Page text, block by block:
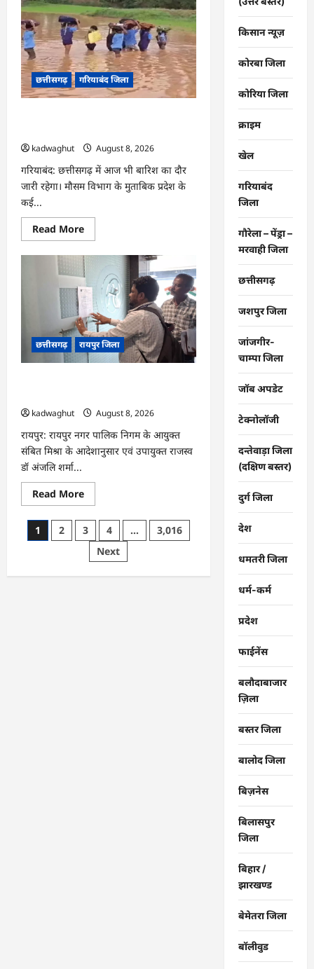
CG
Job
Alert
2026,
बिजली
कंपनी
में
बंपर
भर्ती
…
छत्तीसगढ़ गरियाबंद जिला
kadwaghut
August 8, 2026
गरियाबंद: छत्तीसगढ़ में आज भी बारिश का दौर
जारी रहेगा। मौसम विभाग के मुताबिक प्रदेश के
कई...
Read MoreRead
more
CG
:
किताबों
से
भरा
बस्ता
और
स्कूल
पहुंचने
के
लिए
मुश्किल
छत्तीसगढ़ रायपुर जिला
kadwaghut
August 8, 2026
रायपुर: रायपुर नगर पालिक निगम के आयुक्त
संबित मिश्रा के आदेशानुसार एवं उपायुक्त राजस्व
डॉ अंजलि शर्मा...
Read MoreRead
more
CG
:
मोती
महल
में
Posts
1 2 3 4 …
3,016
Next
किसान न्यूज़
कोरबा जिला
कोरिया जिला
क्राइम
खेल
गरियाबंद
जिला
गौरेला – पेंड्रा –
मरवाही जिला
छत्तीसगढ़
जशपुर जिला
जांजगीर-
चाम्पा जिला
जॉब अपडेट
टेक्नोलॉजी
दन्तेवाड़ा जिला
(दक्षिण बस्तर)
दुर्ग जिला
देश
धमतरी जिला
धर्म-कर्म
प्रदेश
फाईनेंस
बलौदाबाजार
ज़िला
बस्तर जिला
बालोद जिला
बिज़नेस
बिलासपुर
जिला
बिहार /
झारखण्ड
बेमेतरा जिला
बॉलीवुड